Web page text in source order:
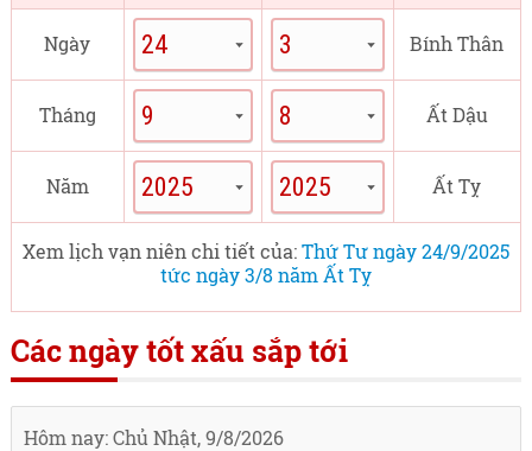
Ngày Bính Thân
Tháng Ất Dậu
Năm Ất Tỵ
Xem lịch vạn niên chi tiết của:Thứ Tư ngày 24/9/2025
tức ngày 3/8 năm Ất Tỵ
Các ngày tốt xấu sắp tới
Hôm nay: Chủ Nhật, 9/8/2026